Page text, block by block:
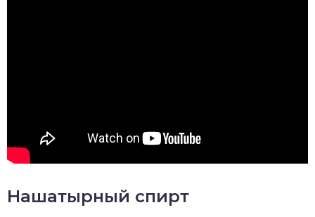
Нашатырный спирт